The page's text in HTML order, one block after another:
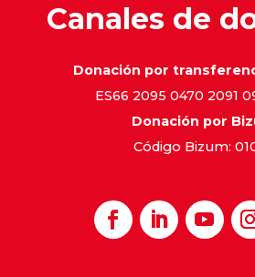
Canales de
Donación por
ES66 2095 0470 2091
Donación por
Código Bizum: